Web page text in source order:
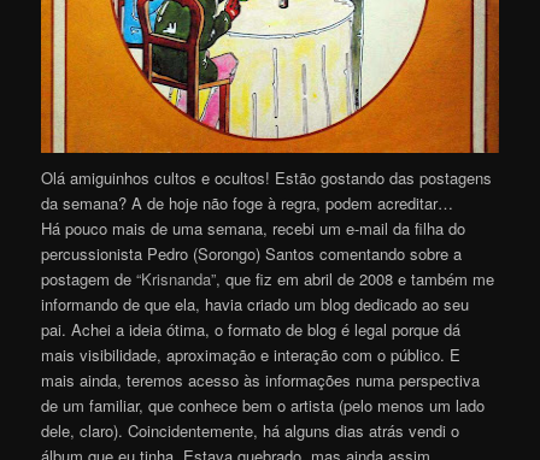
Olá amiguinhos cultos e ocultos! Estão gostando das postagens
da semana? A de hoje não foge à regra, podem acreditar…
Há pouco mais de uma semana, recebi um e-mail da filha do
percussionista Pedro (Sorongo) Santos comentando sobre a
postagem de“Krisnanda”, que fiz em abril de 2008 e também me
informando de que ela, havia criado um blog dedicado ao seu
pai. Achei a ideia ótima, o formato de blog é legal porque dá
mais visibilidade, aproximação e interação com o público. E
mais ainda, teremos acesso às informações numa perspectiva
de um familiar, que conhece bem o artista (pelo menos um lado
dele, claro). Coincidentemente, há alguns dias atrás vendi o